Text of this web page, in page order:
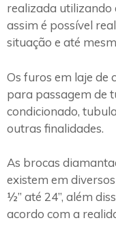
realizada utilizando
assim é possível
situação e até
Os furos em laje de
para passagem de
condicionado,
outras finalidades.
As brocas
existem em
½” até 24”, além
acordo com a